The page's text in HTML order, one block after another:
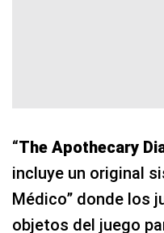
“The Apothecary
incluye un original
Médico” donde los
objetos del juego